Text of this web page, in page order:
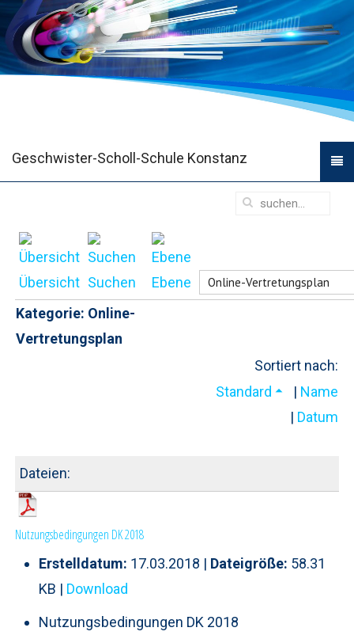
Geschwister-Scholl-Schule Konstanz
Übersicht Suchen
Ebene
Kategorie: Online-
Vertretungsplan
Sortiert nach:
Standard
| Name
| Datum
Dateien:
Nutzungsbedingungen DK 2018
Erstelldatum: 17.03.2018 | Dateigröße: 58.31
KB | Download
Nutzungsbedingungen DK 2018